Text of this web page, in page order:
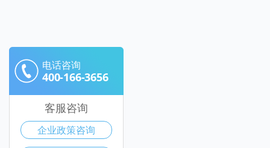
电话咨询
400-166-3656
客服咨询
企业政策咨询